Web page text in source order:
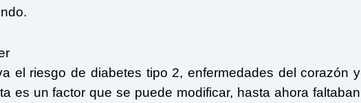
el riesgo de diabetes tipo 2, enfermedades del corazón y
es un factor que se puede modificar, hasta ahora faltaban